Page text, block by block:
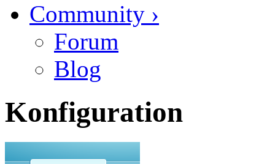
Community ›
Forum
Blog
Konfiguration